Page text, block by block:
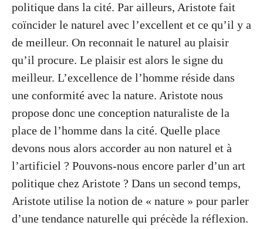
politique dans la cité. Par ailleurs, Aristote fait
coïncider le naturel avec l’excellent et ce qu’il y a
de meilleur. On reconnait le naturel au plaisir
qu’il procure. Le plaisir est alors le signe du
meilleur. L’excellence de l’homme réside dans
une conformité avec la nature. Aristote nous
propose donc une conception naturaliste de la
place de l’homme dans la cité. Quelle place
devons nous alors accorder au non naturel et à
l’artificiel ? Pouvons-nous encore parler d’un art
politique chez Aristote ? Dans un second temps,
Aristote utilise la notion de « nature » pour parler
d’une tendance naturelle qui précède la réflexion.